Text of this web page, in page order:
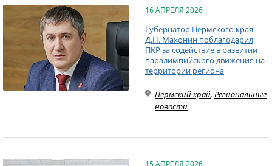
16 АПРЕЛЯ 2026
Губернатор Пермского края
Д.Н. Махонин поблагодарил
ПКР за содействие в развитии
паралимпийского движения на
территории региона
Пермский край, Региональные
новости
15 АПРЕЛЯ 2026